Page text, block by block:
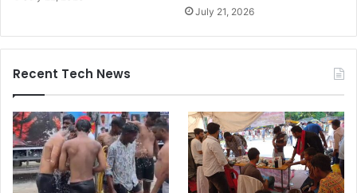
July 21, 2026
Recent Tech News